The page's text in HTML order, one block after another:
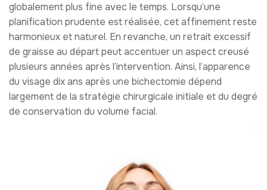
globalement plus fine avec le temps. Lorsqu’une
planification prudente est réalisée, cet affinement reste
harmonieux et naturel. En revanche, un retrait excessif
de graisse au départ peut accentuer un aspect creusé
plusieurs années après l’intervention. Ainsi, l’apparence
du visage dix ans après une bichectomie dépend
largement de la stratégie chirurgicale initiale et du degré
de conservation du volume facial.